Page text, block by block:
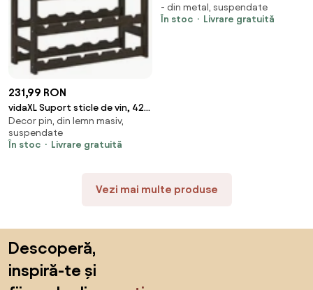
231,99 RON
vidaXL Suport sticle de vin, 42
sticle, negru, lemn masiv de pin
Decor pin, din lemn masiv,
suspendate
În stoc
Livrare gratuită
perete pentru 7 sticle, negru,
metal
- din metal, suspendate
În stoc
Livrare gratuită
Vezi mai multe produse
Descoperă,
inspiră-te și